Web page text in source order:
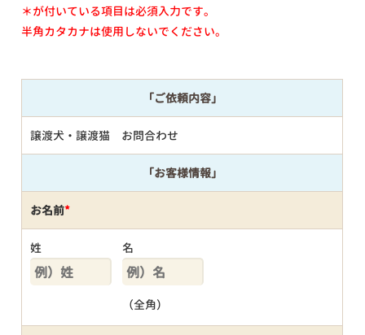
＊が付いている項目は必須入力です。
半角カタカナは使用しないでください。
「ご依頼内容」
譲渡犬・譲渡猫 お問合わせ
「お客様情報」
お名前*
姓 名
（全角）